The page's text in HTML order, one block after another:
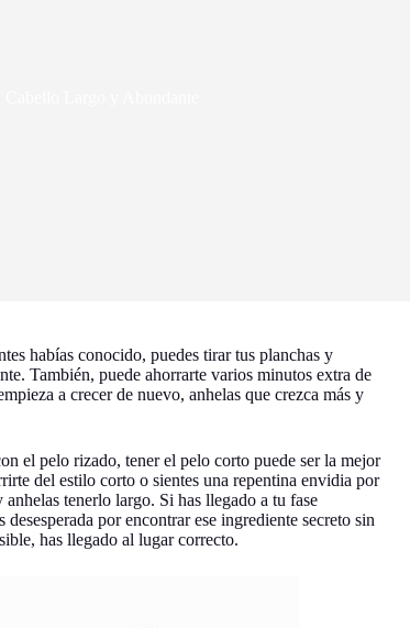
habías conocido, puedes tirar tus planchas y
También, puede ahorrarte varios minutos extra de
a crecer de nuevo, anhelas que crezca más y
el pelo rizado, tener el pelo corto puede ser la mejor
del estilo corto o sientes una repentina envidia por
tenerlo largo. Si has llegado a tu fase
por encontrar ese ingrediente secreto sin
has llegado al lugar correcto.